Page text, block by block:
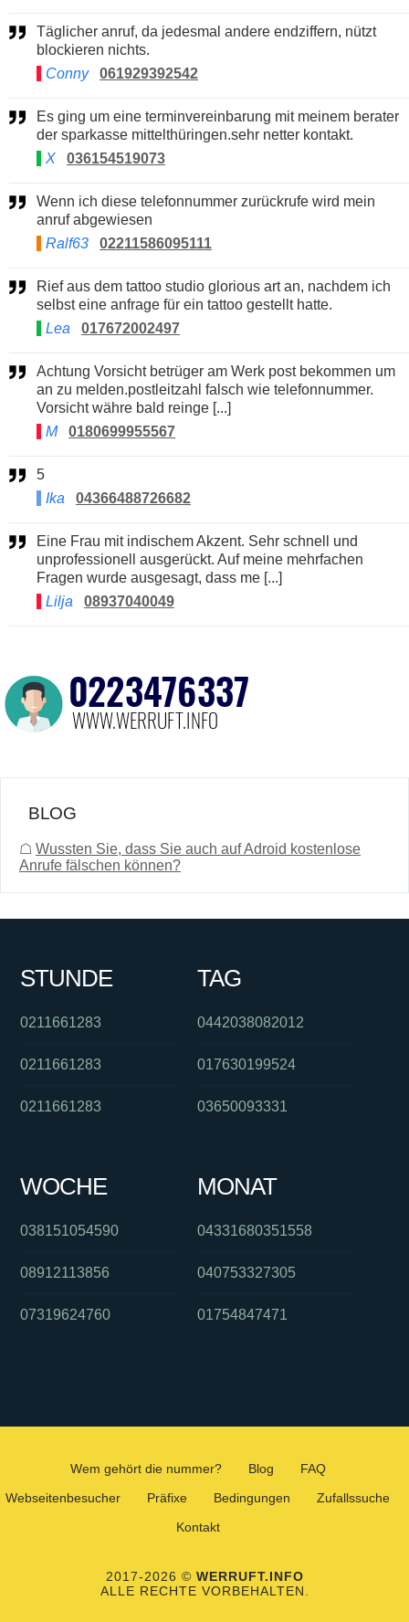
Täglicher anruf, da jedesmal andere endziffern, nützt
blockieren nichts.
Conny
061929392542
Es ging um eine terminvereinbarung mit meinem berater
der sparkasse mittelthüringen.sehr netter kontakt.
X
036154519073
Wenn ich diese telefonnummer zurückrufe wird mein
anruf abgewiesen
Ralf63
02211586095111
Rief aus dem tattoo studio glorious art an, nachdem ich
selbst eine anfrage für ein tattoo gestellt hatte.
Lea
017672002497
Achtung Vorsicht betrüger am Werk post bekommen um
an zu melden.postleitzahl falsch wie telefonnummer.
Vorsicht währe bald reinge [...]
M
0180699955567
5
Ika
04366488726682
Eine Frau mit indischem Akzent. Sehr schnell und
unprofessionell ausgerückt. Auf meine mehrfachen
Fragen wurde ausgesagt, dass me [...]
Lilja
08937040049
BLOG
☖ Wussten Sie, dass Sie auch auf Adroid kostenlose
Anrufe fälschen können?
STUNDE
0211661283
0211661283
0211661283
TAG
0442038082012
017630199524
03650093331
WOCHE
038151054590
08912113856
07319624760
MONAT
04331680351558
040753327305
01754847471
Wem gehört die nummer? Blog
FAQ
Webseitenbesucher
Präfixe Bedingungen
Zufallssuche
Kontakt
2017-2026 © WERRUFT.INFO
ALLE RECHTE VORBEHALTEN.